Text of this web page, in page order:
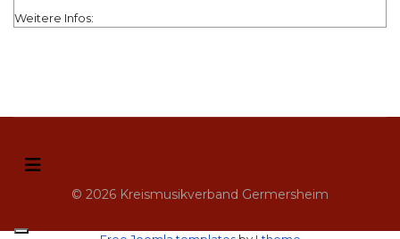
Weitere Infos:
© 2026 Kreismusikverband Germersheim